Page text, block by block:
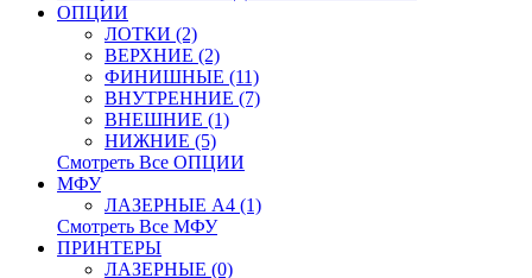
ОПЦИИ
ЛОТКИ (2)
ВЕРХНИЕ (2)
ФИНИШНЫЕ (11)
ВНУТРЕННИЕ (7)
ВНЕШНИЕ (1)
НИЖНИЕ (5)
Смотреть Все ОПЦИИ
МФУ
ЛАЗЕРНЫЕ A4 (1)
Смотреть Все МФУ
ПРИНТЕРЫ
ЛАЗЕРНЫЕ (0)